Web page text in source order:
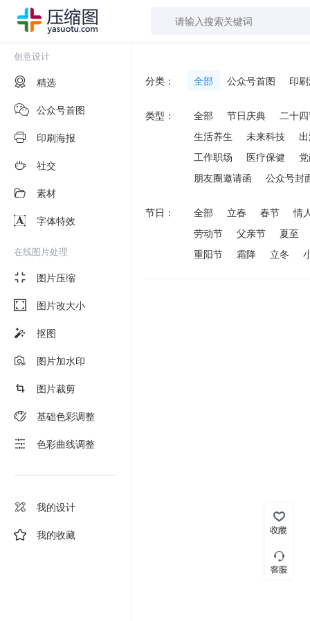
创意设计
精选
公众号首图
印刷海报
社交
素材
字体特效
在线图片处理
图片压缩
图片改大小
抠图
图片加水印
图片裁剪
基础色彩调整
色彩曲线调整
我的设计
我的收藏
分类： 全部 公众号首图 印
类型： 全部 节日庆典
二十
生活养生
未来科技
工作职场
医疗保健
朋友圈邀请函
公众号封
节日： 全部 立春 春节
情
劳动节
父亲节
夏至
重阳节
霜降 立冬